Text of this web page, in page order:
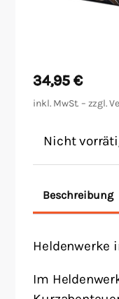
34,95€
inkl. MwSt. – zzgl.
Nicht
Beschreibung
Heldenwerke
Im